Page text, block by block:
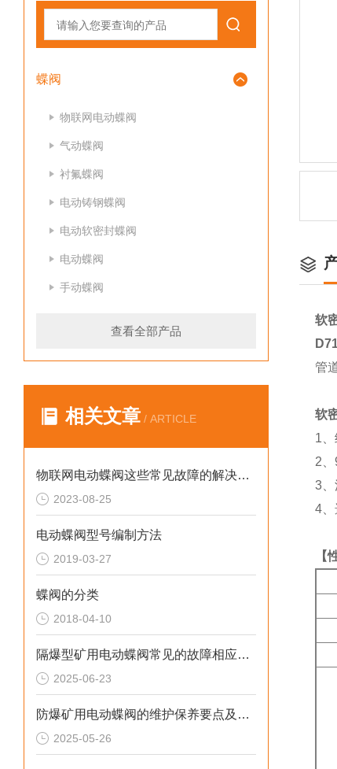
蝶阀
物联网电动蝶阀
气动蝶阀
衬氟蝶阀
电动铸钢蝶阀
电动软密封蝶阀
电动蝶阀
手动蝶阀
查看全部产品
相关文章 / ARTICLE
物联网电动蝶阀这些常见故障的解决方法您知道吗？
2023-08-25
电动蝶阀型号编制方法
2019-03-27
蝶阀的分类
2018-04-10
隔爆型矿用电动蝶阀常见的故障相应解决方法
2025-06-23
防爆矿用电动蝶阀的维护保养要点及其重要性
2025-05-26
软
管
软
1
2
3
4
【